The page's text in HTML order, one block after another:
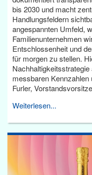
bis 2030 und macht
Handlungsfeldern
angespannten Umfeld,
Familienunternehmen
Entschlossenheit und
für morgen zu stellen.
messbaren
Furler,
Weiterlesen...